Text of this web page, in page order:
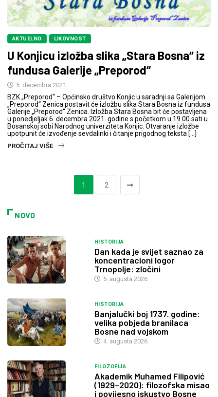
AKTUELNO LIKOVNOST
U Konjicu izložba slika „Stara Bosna“ iz
fundusa Galerije „Preporod“
5. decembra 2021.
BZK „Preporod“ – Općinsko društvo Konjic u saradnji sa Galerijom
„Preporod“ Zenica postavit će izložbu slika Stara Bosna iz fundusa
Galerije „Preporod“ Zenica. Izložba Stara Bosna bit će postavljena
u ponedjeljak 6. decembra 2021. godine s početkom u 19.00 sati u
Bosanskoj sobi Narodnog univerziteta Konjic. Otvaranje izložbe
upotpunit će izvođenje sevdalinki i čitanje prigodnog teksta […]
PROČITAJ VIŠE
1 2
NOVO
HISTORIJA
Dan kada je svijet saznao za
koncentracioni logor
Trnopolje: zločini
5. augusta 2026.
HISTORIJA
Banjalučki boj 1737. godine:
velika pobjeda branilaca
Bosne nad vojskom
4. augusta 2026.
FILOZOFIJA
Akademik Muhamed Filipović
(1929–2020): filozofska misao
i povijesno iskustvo Bosne